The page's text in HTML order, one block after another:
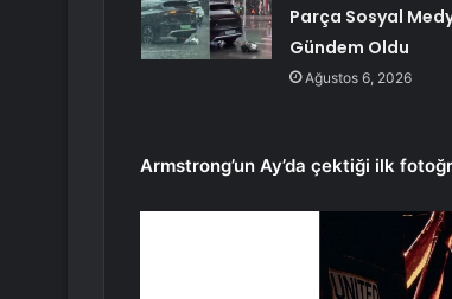
Parça Sosyal
Gündem Oldu
Ağustos 6, 2026
Armstrong’un Ay’da çektiği ilk